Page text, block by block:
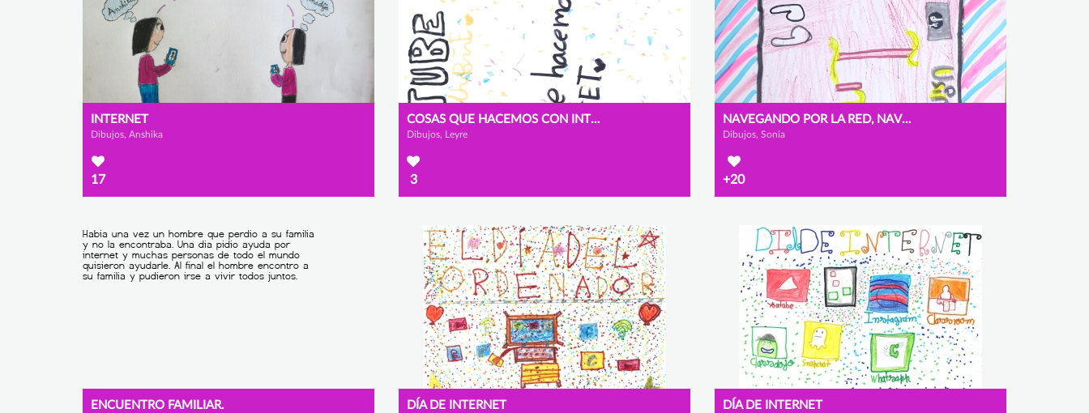
INTERNET
Dibujos, Anshika
17
COSAS QUE HACEMOS CON INTERNET
Dibujos, Leyre
3
NAVEGANDO POR LA RED, NAVEGANDO EN INTERNET
Dibujos, Sonia
+20
ENCUENTRO FAMILIAR. DÍA DE INTERNET DÍA DE INTERNET